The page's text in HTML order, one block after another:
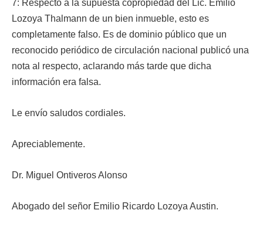
7: Respecto a la supuesta copropiedad del Lic. Emilio
Lozoya Thalmann de un bien inmueble, esto es
completamente falso. Es de dominio público que un
reconocido periódico de circulación nacional publicó una
nota al respecto, aclarando más tarde que dicha
información era falsa.
Le envío saludos cordiales.
Apreciablemente.
Dr. Miguel Ontiveros Alonso
Abogado del señor Emilio Ricardo Lozoya Austin.